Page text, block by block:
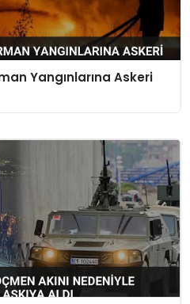
Yangınlarına Askeri